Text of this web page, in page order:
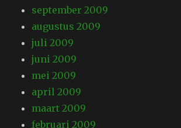
september 2009
augustus 2009
juli 2009
juni 2009
mei 2009
april 2009
maart 2009
februari 2009